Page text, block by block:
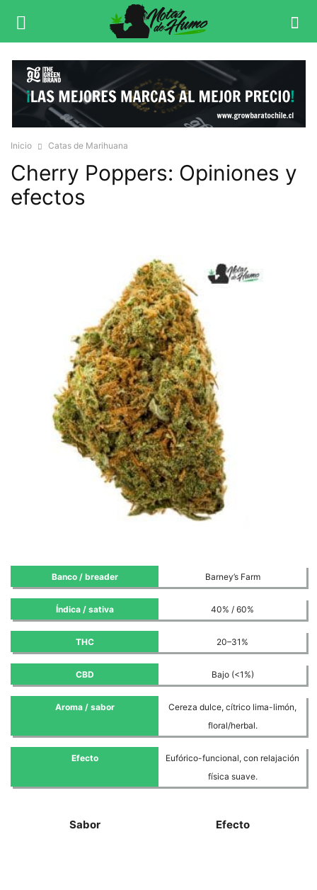
Inicio Catas de Marihuana
Cherry Poppers: Opiniones y
efectos
Banco / breader Barney’s Farm
Índica / sativa 40% / 60%
THC 20–31%
CBD Bajo (<1%)
Aroma / sabor
Cereza dulce, cítrico lima-limón,
floral/herbal.
Efecto
Eufórico-funcional, con relajación
física suave.
Sabor Efecto